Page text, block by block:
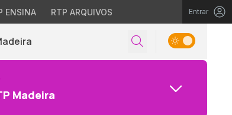
ENSINA RTP ARQUIVOS Entrar
Madeira